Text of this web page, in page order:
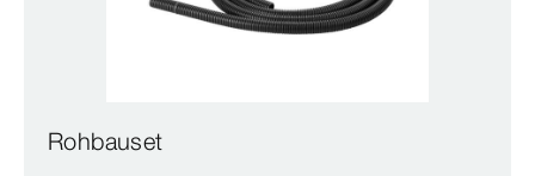
Rohbauset